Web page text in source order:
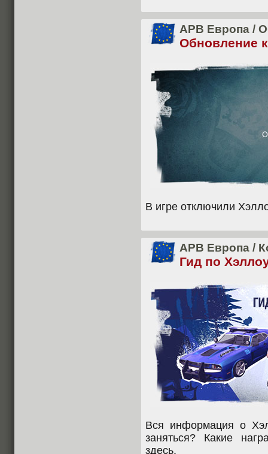
APB Европа /
Обновление
В игре отключили
APB Европа /
Гид по
Вся информация о
заняться? Какие
здесь.